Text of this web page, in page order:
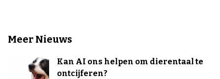
Meer Nieuws
Kan AI ons helpen om dierentaal te
ontcijferen?